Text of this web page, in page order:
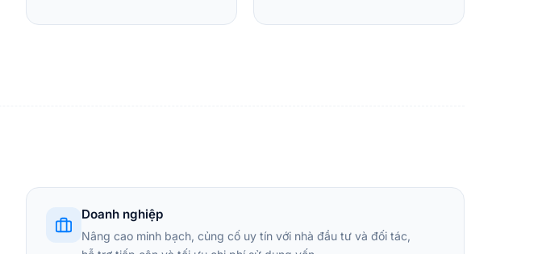
Doanh nghiệp
Nâng cao minh bạch, củng cố uy tín với nhà đầu tư và đối tác,